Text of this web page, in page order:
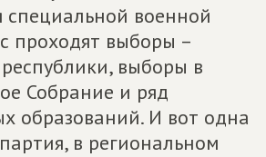
специальной военной
проходят выборы –
выборы в
Собрание и ряд
образований. И вот одна
в региональном